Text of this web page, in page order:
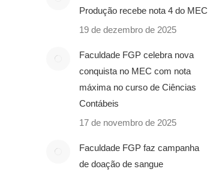
Produção recebe nota 4 do MEC
19 de dezembro de 2025
Faculdade FGP celebra nova
conquista no MEC com nota
máxima no curso de Ciências
Contábeis
17 de novembro de 2025
Faculdade FGP faz campanha
de doação de sangue